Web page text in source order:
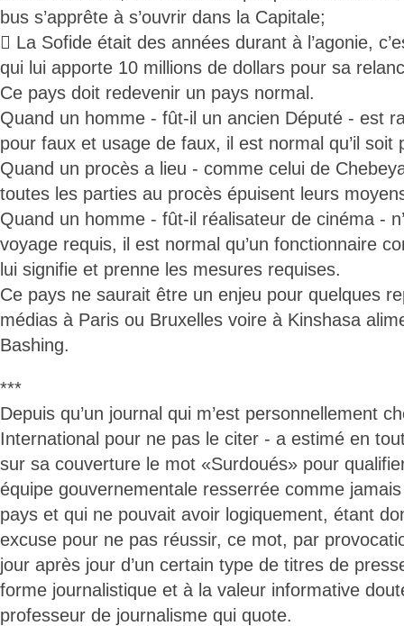
bus s’apprête à s’ouvrir dans la Capitale;
 La Sofide était des années durant à l’agonie,
qui lui apporte 10 millions de dollars pour sa
Ce pays doit redevenir un pays normal.
Quand un homme - fût-il un ancien Député - est
pour faux et usage de faux, il est normal qu’il soit
Quand un procès a lieu - comme celui de
toutes les parties au procès épuisent leurs
Quand un homme - fût-il réalisateur de cinéma -
voyage requis, il est normal qu’un fonctionnaire
lui signifie et prenne les mesures requises.
Ce pays ne saurait être un enjeu pour quelques
médias à Paris ou Bruxelles voire à Kinshasa
Bashing.
***
Depuis qu’un journal qui m’est personnellement
International pour ne pas le citer - a estimé en
sur sa couverture le mot «Surdoués» pour
équipe gouvernementale resserrée comme
pays et qui ne pouvait avoir logiquement, étant
excuse pour ne pas réussir, ce mot, par
jour après jour d’un certain type de titres de
forme journalistique et à la valeur informative
professeur de journalisme qui quote.